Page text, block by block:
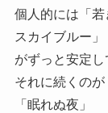
個人的には「
スカイブルー」
がずっと安定し
それに続くのが
「眠れぬ夜」